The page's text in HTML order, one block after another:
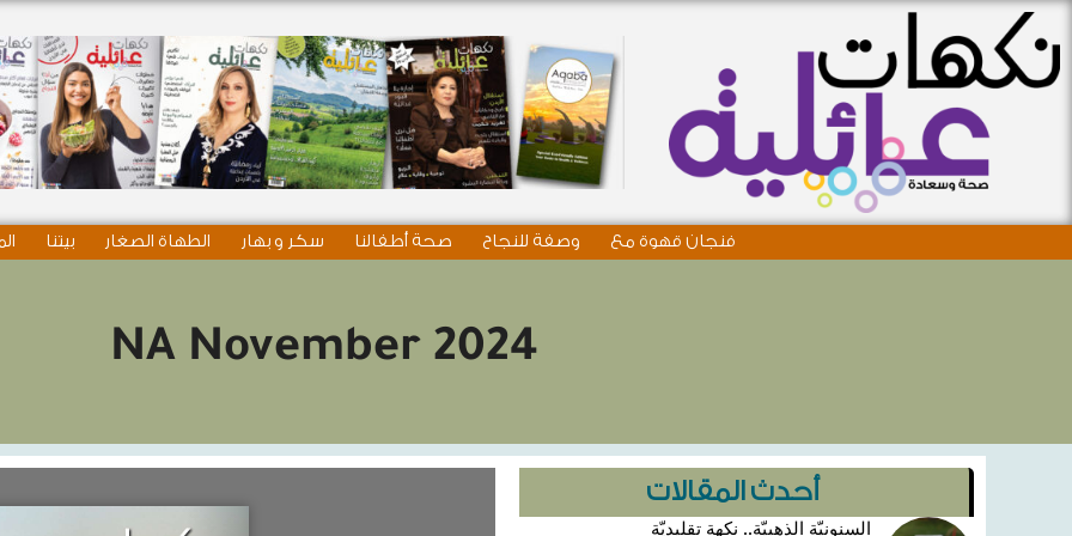
فنجان قهوة مع وصفة للنجاح صحة أطفالنا سكر و بهار الطهاة الصغار بيتنا
NA November 2024
أحدث المقالات
السنونيّة الذهبيّة.. نكهة تقليديّة